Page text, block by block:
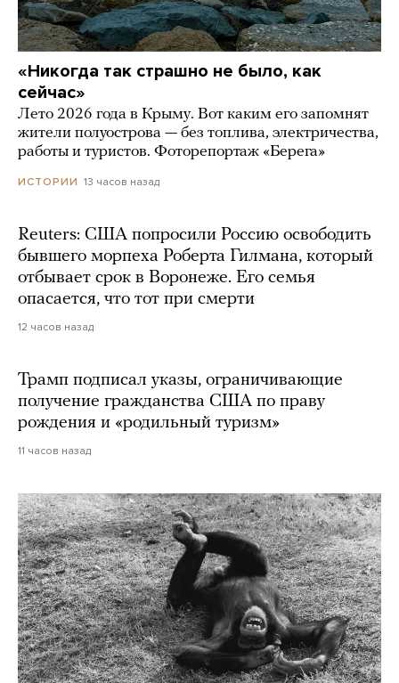
«Никогда так страшно не было, как
сейчас»
Лето 2026 года в Крыму. Вот каким его запомнят
жители полуострова — без топлива, электричества,
работы и туристов. Фоторепортаж «Берега»
ИСТОРИИ 13 часов назад
Reuters: США попросили Россию освободить
бывшего морпеха Роберта Гилмана, который
отбывает срок в Воронеже. Его семья
опасается, что тот при смерти
12 часов назад
Трамп подписал указы, ограничивающие
получение гражданства США по праву
рождения и «родильный туризм»
11 часов назад